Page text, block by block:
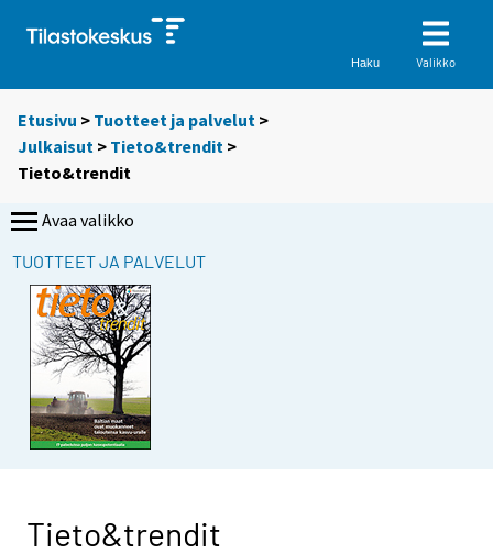
Haku Valikko
Etusivu > Tuotteet ja palvelut >
Julkaisut > Tieto&trendit >
Tieto&trendit
Avaa valikko
TUOTTEET JA PALVELUT
Tieto&trendit